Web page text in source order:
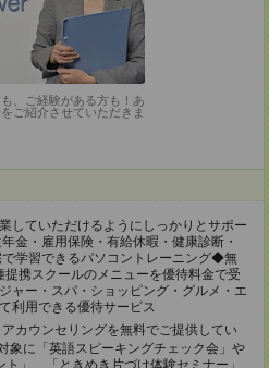
、ご経験がある方も！あ
ご紹介させていただきま
していただけるようにしっかりとサポー
金・雇用保険・有給休暇・健康診断・
学習できるパソコントレーニング◆無
携スクールのメニューを優待料金で受
ャー・スパ・ショッピング・グルメ・エ
利用できる優待サービス
カウンセリングを無料でご提供してい
象に「英語スピーキングチェック会」や
」、「ときめき片づけ体験セミナー」